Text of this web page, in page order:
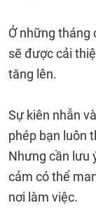
Ở những tháng
sẽ được cải
tăng lên.
Sự kiên nhẫn
phép bạn luôn
Nhưng cần lưu
cảm có thể
nơi làm việc.